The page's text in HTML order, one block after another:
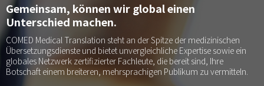
Gemeinsam, können wir global einen
Unterschied machen.
COMED Medical Translation steht an der Spitze der medizinischen
Übersetzungsdienste und bietet unvergleichliche Expertise sowie ein
globales Netzwerk zertifizierter Fachleute, die bereit sind, Ihre
Botschaft einem breiteren, mehrsprachigen Publikum zu vermitteln.